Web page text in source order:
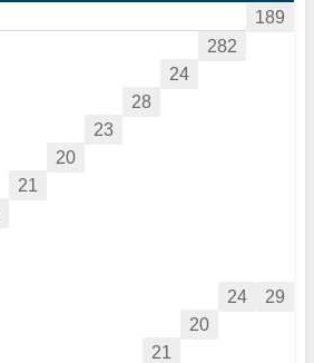
189
282
24
28
23
20
21
29
24
20
21